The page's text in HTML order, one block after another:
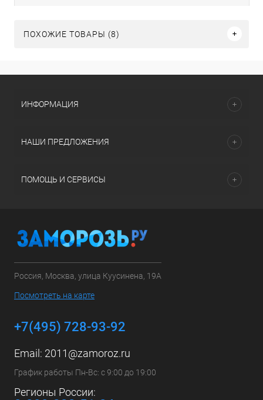
ПОХОЖИЕ ТОВАРЫ (8)
ИНФОРМАЦИЯ
НАШИ ПРЕДЛОЖЕНИЯ
ПОМОЩЬ И СЕРВИСЫ
Россия, Москва, улица Куусинена, 19А
Посмотреть на карте
+7(495) 728-93-92
Email: 2011@zamoroz.ru
График работы Пн-Вс: с 9:00 до 19:00
Регионы России: